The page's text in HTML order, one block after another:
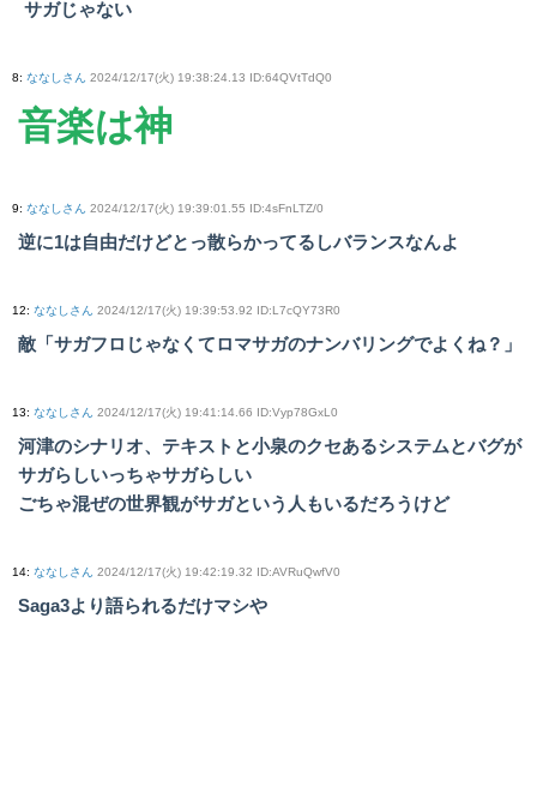
サガじゃない
8: ななしさん 2024/12/17(火) 19:38:24.13 ID:64QVtTdQ0
音楽は神
9: ななしさん 2024/12/17(火) 19:39:01.55 ID:4sFnLTZ/0
逆に1は自由だけどとっ散らかってるしバランスなんよ
12: ななしさん 2024/12/17(火) 19:39:53.92 ID:L7cQY73R0
敵「サガフロじゃなくてロマサガのナンバリングでよくね？」
13: ななしさん 2024/12/17(火) 19:41:14.66 ID:Vyp78GxL0
河津のシナリオ、テキストと小泉のクセあるシステムとバグが
サガらしいっちゃサガらしい
ごちゃ混ぜの世界観がサガという人もいるだろうけど
14: ななしさん 2024/12/17(火) 19:42:19.32 ID:AVRuQwfV0
Saga3より語られるだけマシや